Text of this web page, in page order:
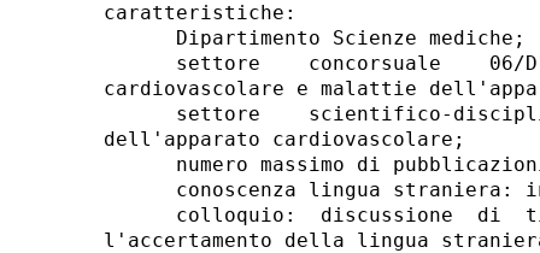
caratteristiche:
      Dipartimento Scienze mediche;
settore    concorsuale    06/
cardiovascolare e malattie
settore    scientifico-
dell'apparato cardiovascolare;
numero massimo di
conoscenza lingua straniera:
colloquio:  discussione  di
l'accertamento della lingua